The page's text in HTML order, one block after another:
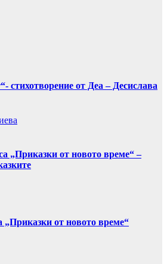
стихотворение от Деа – Десислава
„Приказки от новото време“ –
„Приказки от новото време“